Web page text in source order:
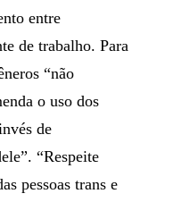
entre
de trabalho. Para
“não
o uso dos
de
“Respeite
pessoas trans e